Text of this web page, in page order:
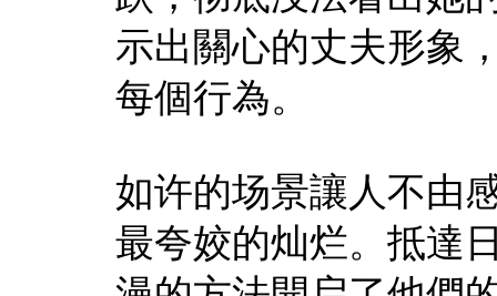
示出關心的丈夫形象
每個行為。
如许的场景讓人不由
最夸姣的灿烂。抵達